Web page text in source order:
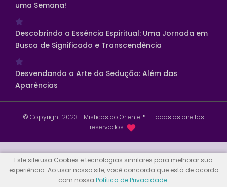
uma Semana!
Descobrindo a Essência Espiritual: Uma Jornada em
Busca de Significado e Transcendência
Desvendando a Arte da Sedução: Além das
Aparências
© Copyright 2023 - Misticos do Oriente ® - Todos os direitos
reservados.
Este site usa Cookies e tecnologias similares para melhorar sua
experiência. Ao usar nosso site, você concorda que está de acordo
com nossa Política de Privacidade.